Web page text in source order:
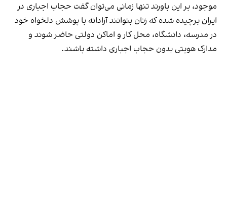
موجود، بر این باورند تنها زمانی می‌توان گفت حجاب اجباری در
ایران برچیده شده که زنان بتوانند آزادانه با پوشش دلخواه خود
در مدرسه، دانشگاه، محل کار و اماکن دولتی حاضر شوند و
مدارک هویتی بدون حجاب اجباری داشته باشند.